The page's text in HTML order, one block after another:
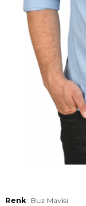
Renk: Buz Mavisi